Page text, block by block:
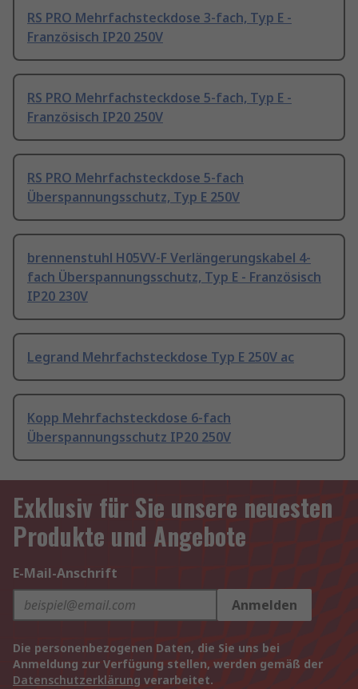
RS PRO Mehrfachsteckdose 3-fach, Typ E -
Französisch IP20 250V
RS PRO Mehrfachsteckdose 5-fach, Typ E -
Französisch IP20 250V
RS PRO Mehrfachsteckdose 5-fach
Überspannungsschutz, Typ E 250V
brennenstuhl H05VV-F Verlängerungskabel 4-
fach Überspannungsschutz, Typ E - Französisch
IP20 230V
Legrand Mehrfachsteckdose Typ E 250V ac
Kopp Mehrfachsteckdose 6-fach
Überspannungsschutz IP20 250V
Exklusiv für Sie unsere neuesten
Produkte und Angebote
E-Mail-Anschrift
Anmelden
Die personenbezogenen Daten, die Sie uns bei
Anmeldung zur Verfügung stellen, werden gemäß der
Datenschutzerklärung verarbeitet.